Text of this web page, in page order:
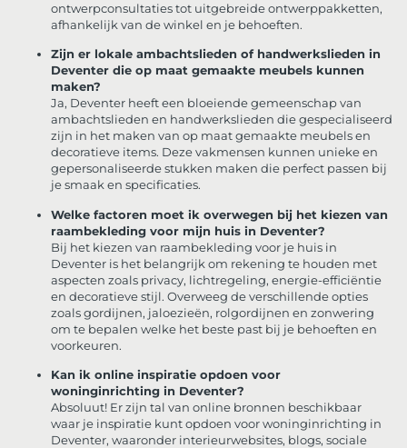
ontwerpconsultaties tot uitgebreide ontwerppakketten,
afhankelijk van de winkel en je behoeften.
Zijn er lokale ambachtslieden of handwerkslieden in
Deventer die op maat gemaakte meubels kunnen
maken?
Ja, Deventer heeft een bloeiende gemeenschap van
ambachtslieden en handwerkslieden die gespecialiseerd
zijn in het maken van op maat gemaakte meubels en
decoratieve items. Deze vakmensen kunnen unieke en
gepersonaliseerde stukken maken die perfect passen bij
je smaak en specificaties.
Welke factoren moet ik overwegen bij het kiezen van
raambekleding voor mijn huis in Deventer?
Bij het kiezen van raambekleding voor je huis in
Deventer is het belangrijk om rekening te houden met
aspecten zoals privacy, lichtregeling, energie-efficiëntie
en decoratieve stijl. Overweeg de verschillende opties
zoals gordijnen, jaloezieën, rolgordijnen en zonwering
om te bepalen welke het beste past bij je behoeften en
voorkeuren.
Kan ik online inspiratie opdoen voor
woninginrichting in Deventer?
Absoluut! Er zijn tal van online bronnen beschikbaar
waar je inspiratie kunt opdoen voor woninginrichting in
Deventer, waaronder interieurwebsites, blogs, sociale